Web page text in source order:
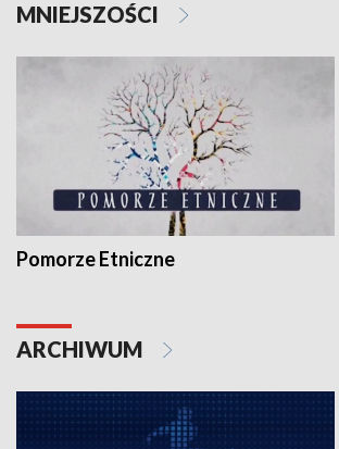
MNIEJSZOŚCI
Pomorze Etniczne
ARCHIWUM